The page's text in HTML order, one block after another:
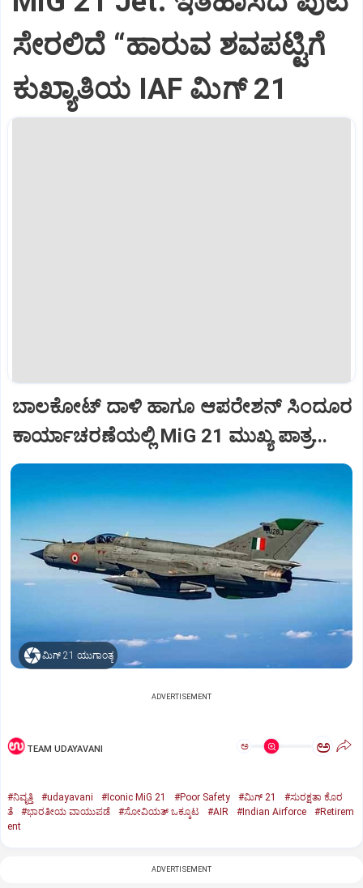
ಸೇರಲಿದೆ “ಹಾರುವ ಶವಪಟ್ಟಿಗೆ
ಕುಖ್ಯಾತಿಯ IAF ಮಿಗ್‌ 21
ಬಾಲಕೋಟ್‌ ದಾಳಿ ಹಾಗೂ ಆಪರೇಶನ್‌ ಸಿಂದೂರ
ಕಾರ್ಯಾಚರಣೆಯಲ್ಲಿ MiG 21 ಮುಖ್ಯ ಪಾತ್ರ...
ಮಿಗ್‌ 21 ಯುಗಾಂತ್ಯ
ADVERTISEMENT
TEAM UDAYAVANI ಅ ಅ
#ನಿವೃತ್ತಿ #udayavani #Iconic MiG 21 #Poor Safety #ಮಿಗ್‌ 21
#ಸುರಕ್ಷತಾ ಕೊರ
ತೆ
#ಭಾರತೀಯ ವಾಯುಪಡೆ #ಸೋವಿಯತ್‌ ಒಕ್ಕೂಟ #AIR #Indian Airforce
#Retirem
ent
ADVERTISEMENT